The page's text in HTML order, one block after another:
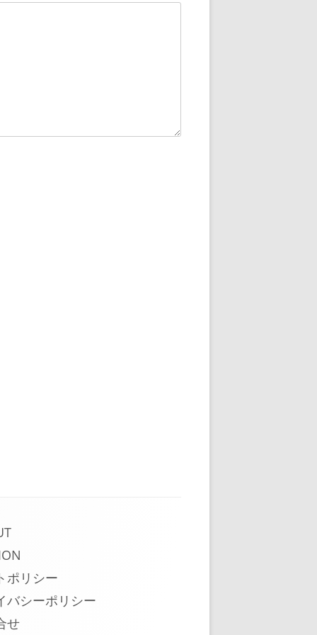
ポリシー
バシーポリシー
せ